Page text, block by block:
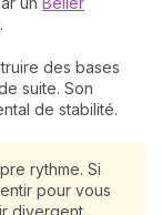
des bases
suite. Son
de stabilité.
rythme. Si
pour vous